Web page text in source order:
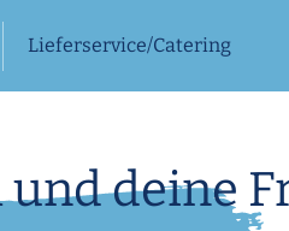
Lieferservice/Catering
deine